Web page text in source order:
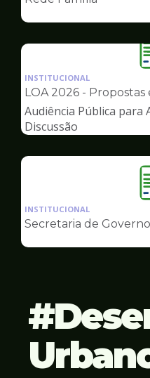
INSTITUCIONAL
LOA 2026 -
Audiência Pública para
Discussão
INSTITUCIONAL
Secretaria de Governo